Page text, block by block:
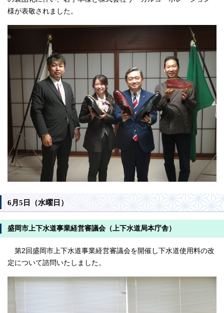
様が表敬されました。
6月5日（水曜日）
盛岡市上下水道事業経営審議会（上下水道局本庁舎）
第2回盛岡市上下水道事業経営審議会を開催し下水道使用料の改
定について諮問いたしました。